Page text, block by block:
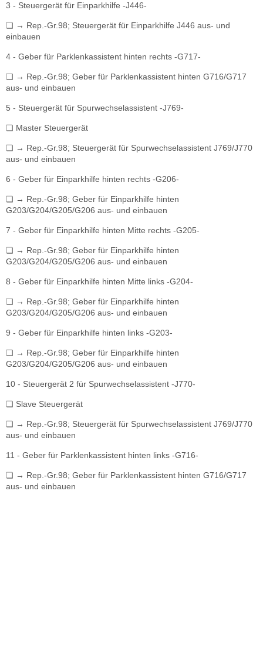
3 - Steuergerät für Einparkhilfe -J446-
❏ → Rep.-Gr.98; Steuergerät für Einparkhilfe J446 aus- und
einbauen
4 - Geber für Parklenkassistent hinten rechts -G717-
❏ → Rep.-Gr.98; Geber für Parklenkassistent hinten G716/G717
aus- und einbauen
5 - Steuergerät für Spurwechselassistent -J769-
❏ Master Steuergerät
❏ → Rep.-Gr.98; Steuergerät für Spurwechselassistent J769/J770
aus- und einbauen
6 - Geber für Einparkhilfe hinten rechts -G206-
❏ → Rep.-Gr.98; Geber für Einparkhilfe hinten
G203/G204/G205/G206 aus- und einbauen
7 - Geber für Einparkhilfe hinten Mitte rechts -G205-
❏ → Rep.-Gr.98; Geber für Einparkhilfe hinten
G203/G204/G205/G206 aus- und einbauen
8 - Geber für Einparkhilfe hinten Mitte links -G204-
❏ → Rep.-Gr.98; Geber für Einparkhilfe hinten
G203/G204/G205/G206 aus- und einbauen
9 - Geber für Einparkhilfe hinten links -G203-
❏ → Rep.-Gr.98; Geber für Einparkhilfe hinten
G203/G204/G205/G206 aus- und einbauen
10 - Steuergerät 2 für Spurwechselassistent -J770-
❏ Slave Steuergerät
❏ → Rep.-Gr.98; Steuergerät für Spurwechselassistent J769/J770
aus- und einbauen
11 - Geber für Parklenkassistent hinten links -G716-
❏ → Rep.-Gr.98; Geber für Parklenkassistent hinten G716/G717
aus- und einbauen